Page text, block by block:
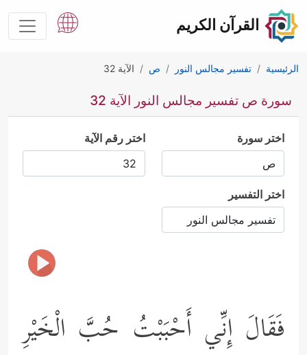
القرآن الكريم
الرئيسية تفسير مجالس النور ص الآية 32
سورة ص تفسير مجالس النور الآية 32
اختر سورة اختر رقم الآية
اختر التفسير
فَقَالَ إِنِّي أَحْبَبْتُ حُبَّ الْخَيْرِ